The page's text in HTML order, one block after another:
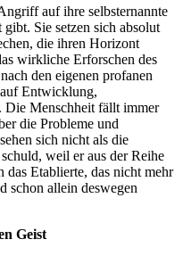
auf ihre selbsternannte
Sie setzen sich absolut
die ihren Horizont
wirkliche Erforschen des
den eigenen profanen
Entwicklung,
Die Menschheit fällt immer
die Probleme und
sich nicht als die
weil er aus der Reihe
das Etablierte, das nicht mehr
schon allein deswegen
Geist